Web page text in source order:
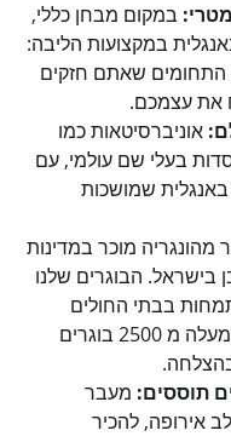
במקום מבחן כללי,
במקצועות הליבה:
התחומים שאתם חזקים
את עצמכם.
אוניברסיטאות כמו
בעלי שם עולמי, עם
באנגלית שמושכות
מהונגריה מוכר במדינות
בישראל. הבוגרים שלנו
בבתי החולים
המובילים בארץ. כיום בישראל למעלה מ 2500 בוגרים
תוססים: מעבר
אירופה, להכיר